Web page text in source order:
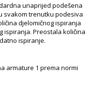
unaprijed podešena
svakom trenutku podesiva
djelomičnog ispiranja
ispiranja. Preostala količina
ispiranje.
armature 1 prema normi